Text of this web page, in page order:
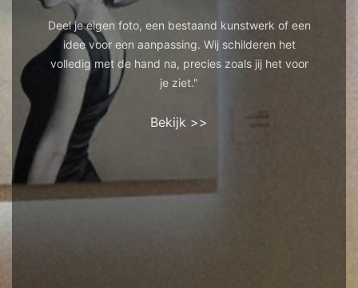
Deel je eigen foto, een bestaand kunstwerk of een
idee voor een aanpassing. Wij schilderen het
volledig met de hand na, precies zoals jij het voor
je ziet."
Bekijk >>